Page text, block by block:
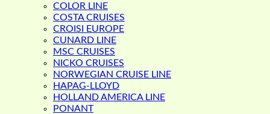
COLOR LINE
COSTA CRUISES
CROISI EUROPE
CUNARD LINE
MSC CRUISES
NICKO CRUISES
NORWEGIAN CRUISE LINE
HAPAG-LLOYD
HOLLAND AMERICA LINE
PONANT